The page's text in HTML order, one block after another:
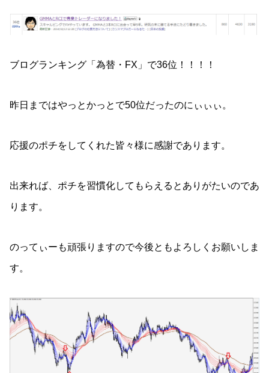
ブログランキング「為替・FX」で36位！！！！
昨日まではやっとかっとで50位だったのにぃぃぃ。
応援のポチをしてくれた皆々様に感謝であります。
出来れば、ポチを習慣化してもらえるとありがたいのであ
ります。
のってぃーも頑張りますので今後ともよろしくお願いしま
す。